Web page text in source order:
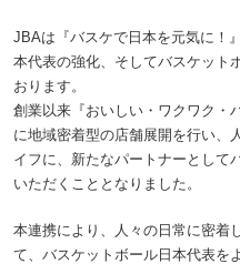
JBAは『バスケで日本を元気に！
本代表の強化、そしてバスケット
おります。
創業以来『おいしい・ワクワク・
に地域密着型の店舗展開を行い、
イフに、新たなパートナーとして
いただくこととなりました。
本連携により、人々の日常に密着
て、バスケットボール日本代表を